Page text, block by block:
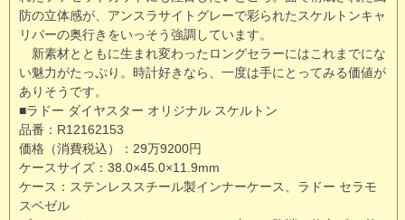
防の立体感が、アンスラサイトグレーで彩られたスケルトンキャ
リバーの奥行きをいっそう強調しています。
新素材とともに生まれ変わったロングセラーにはこれまでにな
い魅力がたっぷり。時計好きなら、一度は手にとってみる価値が
ありそうです。
■ラドー ダイヤスター オリジナル スケルトン
品番：R12162153
価格（消費税込）：29万9200円
ケースサイズ：38.0×45.0×11.9mm
ケース：ステンレススチール製インナーケース、ラドー セラモ
スベゼル